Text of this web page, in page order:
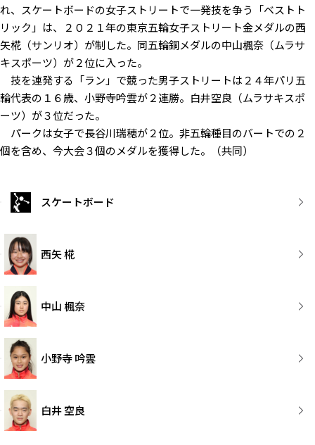
れ、スケートボードの女子ストリートで一発技を争う「ベストト
リック」は、２０２１年の東京五輪女子ストリート金メダルの西
矢椛（サンリオ）が制した。同五輪銅メダルの中山楓奈（ムラサ
キスポーツ）が２位に入った。
技を連発する「ラン」で競った男子ストリートは２４年パリ五
輪代表の１６歳、小野寺吟雲が２連勝。白井空良（ムラサキスポ
ーツ）が３位だった。
パークは女子で長谷川瑞穂が２位。非五輪種目のバートでの２
個を含め、今大会３個のメダルを獲得した。（共同）
スケートボード
西矢 椛
中山 楓奈
小野寺 吟雲
白井 空良